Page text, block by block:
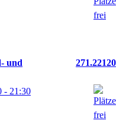
und
271.22120
- 21:30